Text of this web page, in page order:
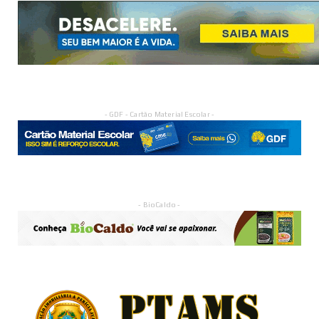
- GDF - Cartão Material Escolar -
- BioCaldo -